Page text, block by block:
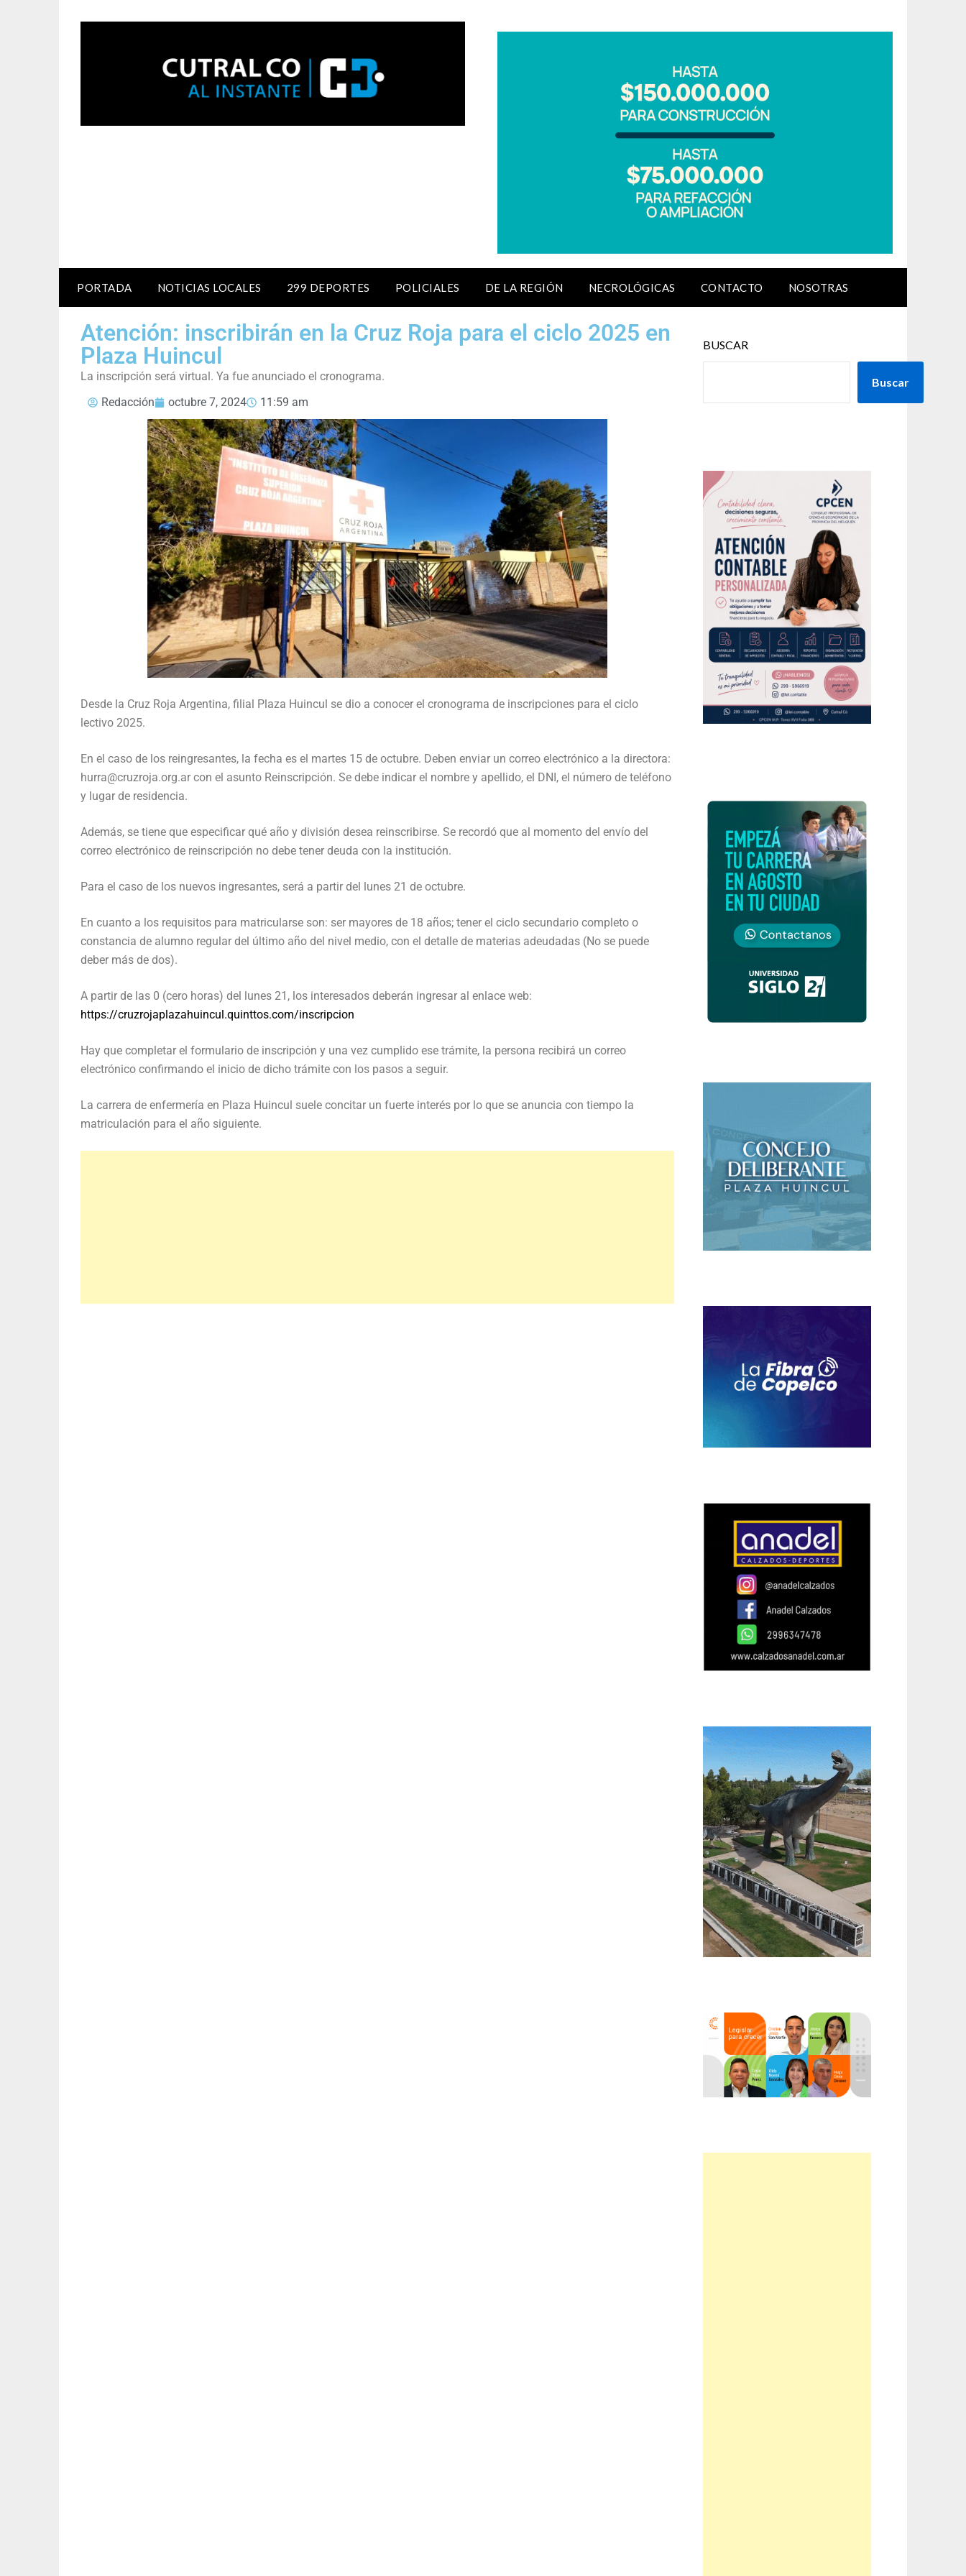
PORTADA NOTICIAS LOCALES 299 DEPORTES POLICIALES DE LA REGIÓN NECROLÓGICAS CONTACTO NOSOTRAS
Atención: inscribirán en la Cruz Roja para el ciclo 2025 en
Plaza Huincul
La inscripción será virtual. Ya fue anunciado el cronograma.
Redacción
octubre 7, 2024 11:59 am
Desde la Cruz Roja Argentina, filial Plaza Huincul se dio a conocer el cronograma de inscripciones para el ciclo
lectivo 2025.
En el caso de los reingresantes, la fecha es el martes 15 de octubre. Deben enviar un correo electrónico a la directora:
hurra@cruzroja.org.ar con el asunto Reinscripción. Se debe indicar el nombre y apellido, el DNI, el número de teléfono
y lugar de residencia.
Además, se tiene que especificar qué año y división desea reinscribirse. Se recordó que al momento del envío del
correo electrónico de reinscripción no debe tener deuda con la institución.
Para el caso de los nuevos ingresantes, será a partir del lunes 21 de octubre.
En cuanto a los requisitos para matricularse son: ser mayores de 18 años; tener el ciclo secundario completo o
constancia de alumno regular del último año del nivel medio, con el detalle de materias adeudadas (No se puede
deber más de dos).
A partir de las 0 (cero horas) del lunes 21, los interesados deberán ingresar al enlace web:
https://cruzrojaplazahuincul.quinttos.com/inscripcion
Hay que completar el formulario de inscripción y una vez cumplido ese trámite, la persona recibirá un correo
electrónico confirmando el inicio de dicho trámite con los pasos a seguir.
La carrera de enfermería en Plaza Huincul suele concitar un fuerte interés por lo que se anuncia con tiempo la
matriculación para el año siguiente.
BUSCAR
Buscar